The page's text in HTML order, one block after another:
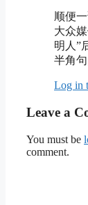
顺便
大众
明人”
半角
Log in
Leave a
You must be
comment.